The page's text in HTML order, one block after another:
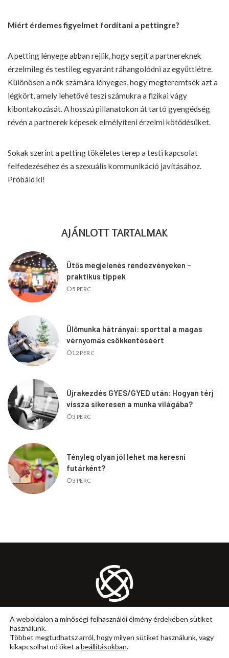
Miért érdemes figyelmet fordítani a pettingre?
A petting lényege abban rejlik, hogy segít a partnereknek
érzelmileg és testileg egyaránt ráhangolódni az együttlétre.
Különösen a nők számára lényeges, hogy megteremtsék azt a
légkört, amely lehetővé teszi számukra a fizikai vágy
kibontakozását. A hosszú pillanatokon át tartó gyengédség
révén a partnerek képesek elmélyíteni érzelmi kötődésüket.
Sokak szerint a petting tökéletes terep a testi kapcsolat
felfedezéséhez és a szexuális kommunikáció javításához.
Próbáld ki!
AJÁNLOTT TARTALMAK
Ütős megjelenés rendezvényeken –
praktikus tippek
5 PERC
Ülőmunka hátrányai: sporttal a magas
vérnyomás csökkentéséért
12 PERC
Újrakezdés GYES/GYED után: Hogyan térj
vissza sikeresen a munka világába?
3 PERC
Tényleg olyan jól lehet ma keresni
futárként?
3 PERC
IMPRESSZUM
A weboldalon a minőségi felhasználói élmény érdekében sütiket
használunk.
Többet megtudhatsz arról, hogy milyen sütiket használunk, vagy
kikapcsolhatod őket a beállításokban.